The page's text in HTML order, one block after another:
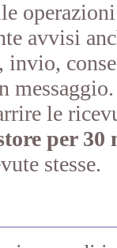
avvisi
invio,
messaggio.
le
per 30
stesse.